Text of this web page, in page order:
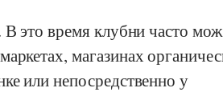
В это время клубни часто
магазинах
или непосредственно у